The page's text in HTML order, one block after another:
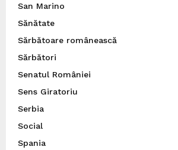
San Marino
Sănătate
Sărbătoare românească
Sărbători
Senatul României
Sens Giratoriu
Serbia
Social
Spania